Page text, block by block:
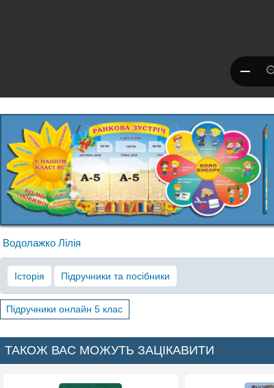
Водолажко Лілія
Історія Підручники та посібники
Підручники онлайн 5 клас
ТАКОЖ ВАС МОЖУТЬ ЗАЦІКАВИТИ